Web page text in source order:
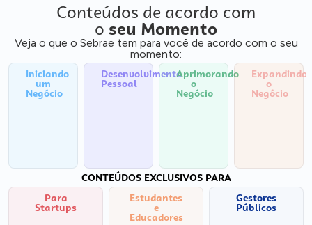
Conteúdos de acordo com
o seu Momento
Veja o que o Sebrae tem para você de acordo com o seu
momento:
Iniciando
um
Negócio
Desenvolvimento
Pessoal
Aprimorando
o
Negócio
Expandindo
o
Negócio
CONTEÚDOS EXCLUSIVOS PARA
Para
Startups
Estudantes
e
Educadores
Gestores
Públicos